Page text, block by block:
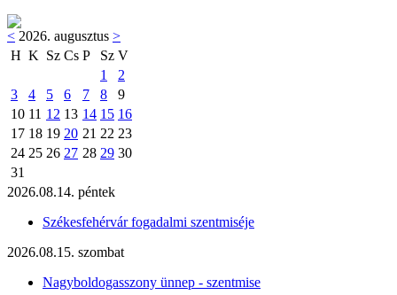
< 2026. augusztus >
H K Sz Cs P Sz V
1
2
3
4 5 6 7 8
9
10 11 12 13 14 15 16
17 18 19 20 21 22 23
24 25 26 27 28 29 30
31
2026.08.14. péntek
Székesfehérvár fogadalmi szentmiséje
2026.08.15. szombat
Nagyboldogasszony ünnep - szentmise